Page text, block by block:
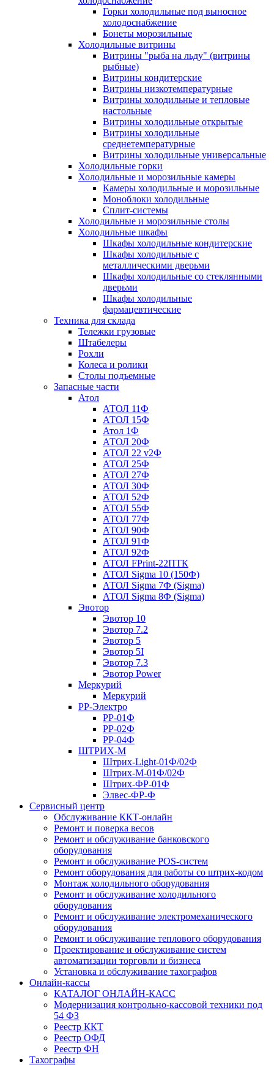
Горки холодильные под выносное
холодоснабжение
Бонеты морозильные
Холодильные витрины
Витрины "рыба на льду" (витрины
рыбные)
Витрины кондитерские
Витрины низкотемпературные
Витрины холодильные и тепловые
настольные
Витрины холодильные открытые
Витрины холодильные
среднетемпературные
Витрины холодильные универсальные
Холодильные горки
Холодильные и морозильные камеры
Камеры холодильные и морозильные
Моноблоки холодильные
Сплит-системы
Холодильные и морозильные столы
Холодильные шкафы
Шкафы холодильные кондитерские
Шкафы холодильные с
металлическими дверьми
Шкафы холодильные со стеклянными
дверьми
Шкафы холодильные
фармацевтические
Техника для склада
Тележки грузовые
Штабелеры
Рохли
Колеса и ролики
Столы подъемные
Запасные части
Атол
АТОЛ 11Ф
АТОЛ 15Ф
Атол 1Ф
АТОЛ 20Ф
АТОЛ 22 v2Ф
АТОЛ 25Ф
АТОЛ 27Ф
АТОЛ 30Ф
АТОЛ 52Ф
АТОЛ 55Ф
АТОЛ 77Ф
АТОЛ 90Ф
АТОЛ 91Ф
АТОЛ 92Ф
АТОЛ FPrint-22ПТК
АТОЛ Sigma 10 (150Ф)
АТОЛ Sigma 7Ф (Sigma)
АТОЛ Sigma 8Ф (Sigma)
Эвотор
Эвотор 10
Эвотор 7.2
Эвотор 5
Эвотор 5I
Эвотор 7.3
Эвотор Power
Меркурий
Меркурий
РР-Электро
РР-01Ф
РР-02Ф
РР-04Ф
ШТРИХ-М
Штрих-Light-01Ф/02Ф
Штрих-М-01Ф/02Ф
Штрих-ФР-01Ф
Элвес-ФР-Ф
Сервисный центр
Обслуживание ККТ-онлайн
Ремонт и поверка весов
Ремонт и обслуживание банковского
оборудования
Ремонт и обслуживание POS-систем
Ремонт оборудования для работы со штрих-кодом
Монтаж холодильного оборудования
Ремонт и обслуживание холодильного
оборудования
Ремонт и обслуживание электромеханического
оборудования
Ремонт и обслуживание теплового оборудования
Проектирование и обслуживание систем
автоматизации торговли и бизнеса
Установка и обслуживание тахографов
Онлайн-кассы
КАТАЛОГ ОНЛАЙН-КАСС
Модернизация контрольно-кассовой техники под
54 ФЗ
Реестр ККТ
Реестр ОФД
Реестр ФН
Тахографы